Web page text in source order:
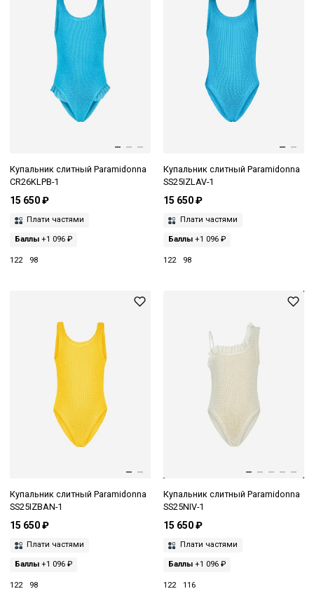
Купальник слитный Paramidonna
CR26KLPB-1
15 650 ₽
Плати частями
Баллы +1 096 ₽
122 98
Купальник слитный Paramidonna
SS25IZLAV-1
15 650 ₽
Плати частями
Баллы+1 096 ₽
122 98
Купальник слитный Paramidonna
SS25IZBAN-1
15 650 ₽
Плати частями
Баллы +1 096 ₽
122 98
Купальник слитный Paramidonna
SS25NIV-1
15 650 ₽
Плати частями
Баллы+1 096 ₽
122 116